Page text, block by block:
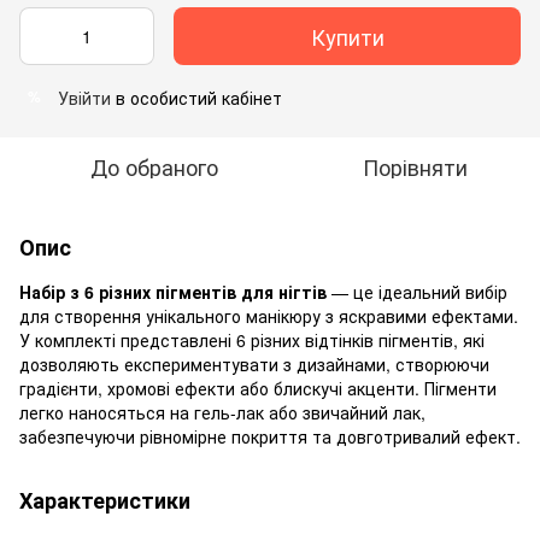
Купити
Увійти в особистий кабінет
До обраного Порівняти
Опис
Набір з 6 різних пігментів для нігтів — це ідеальний вибір
для створення унікального манікюру з яскравими ефектами.
У комплекті представлені 6 різних відтінків пігментів, які
дозволяють експериментувати з дизайнами, створюючи
градієнти, хромові ефекти або блискучі акценти. Пігменти
легко наносяться на гель-лак або звичайний лак,
забезпечуючи рівномірне покриття та довготривалий ефект.
Характеристики